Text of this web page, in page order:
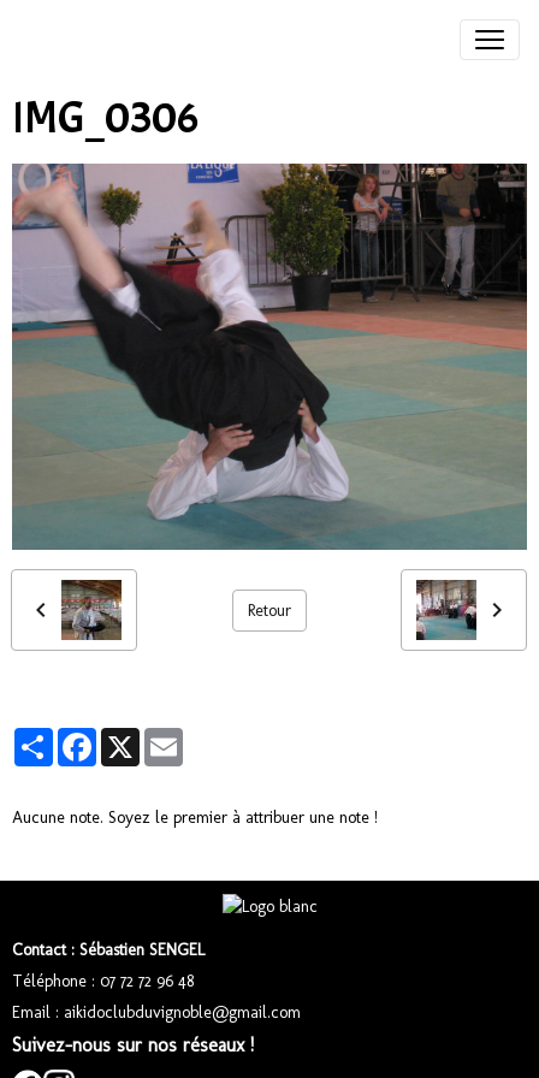
IMG_0306
Retour
PartagerFacebook
X
Aucune note. Soyez le premier à attribuer une note !
Contact : Sébastien SENGEL
Téléphone : 07 72 72 96 48
Email : aikidoclubduvignoble@gmail.com
Suivez-nous sur nos réseaux !